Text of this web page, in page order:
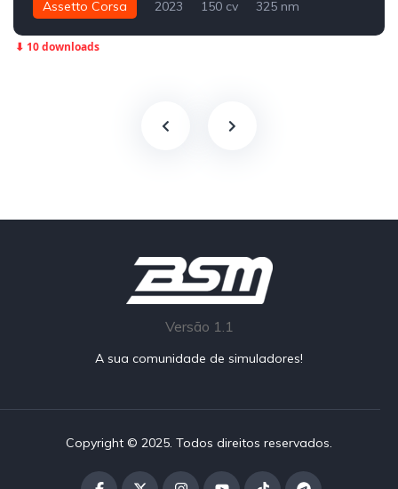
Assetto Corsa 2023 150 cv
325 nm
⬇ 10 downloads
Versão 1.1
A sua comunidade de simuladores!
Copyright © 2025. Todos direitos reservados.